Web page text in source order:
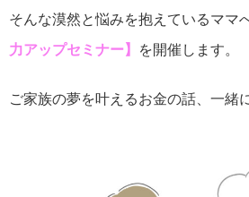
そんな漠然と悩みを抱えているママ
力アップセミナー】
を開催します。
ご家族の夢を叶えるお金の話、一緒